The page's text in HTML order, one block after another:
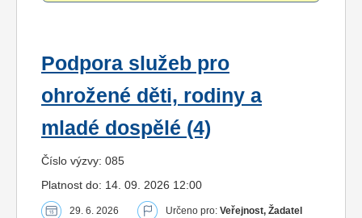
Podpora služeb pro
ohrožené děti, rodiny a
mladé dospělé (4)
Číslo výzvy: 085
Platnost do: 14. 09. 2026 12:00
29. 6. 2026 Určeno pro: Veřejnost, Žadatel